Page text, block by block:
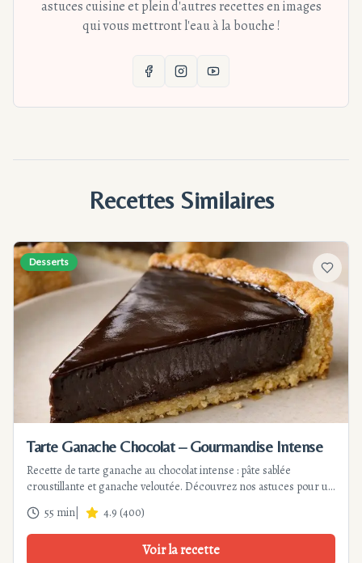
astuces cuisine et plein d'autres recettes en images
qui vous mettront l'eau à la bouche !
Recettes Similaires
Desserts
Tarte Ganache Chocolat – Gourmandise Intense
Recette de tarte ganache au chocolat intense : pâte sablée
croustillante et ganache veloutée. Découvrez nos astuces pour un
dessert réussi facilement. Parfaite pour les occasions spéciales.
55 min 4.9 (400)
Voir la recette